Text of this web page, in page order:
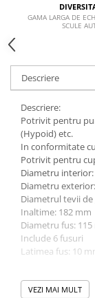
GAMA LARGA DE
SCULE
Descriere
Descriere:
Potrivit pentru
(Hypoid) etc.
In conformitate
Potrivit pentru
Diametru interior:
Diametru
Diametrul tevii
Inaltime: 182 mm
Diametru fus: 115
Include 6 fusuri
Latimea fus: 10
Date tehnice:
Material: Otel
VEZI MAI MULT